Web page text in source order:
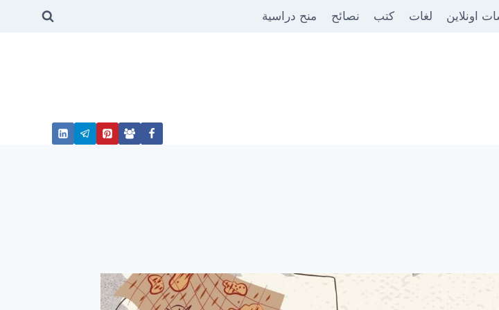
اونلاين لغات كتب نصائح منح دراسية